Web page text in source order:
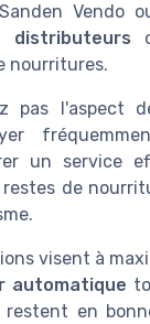
Vendo
distributeurs
nourritures.
pas l'aspect
un service
de
visent à
automatique
restent en